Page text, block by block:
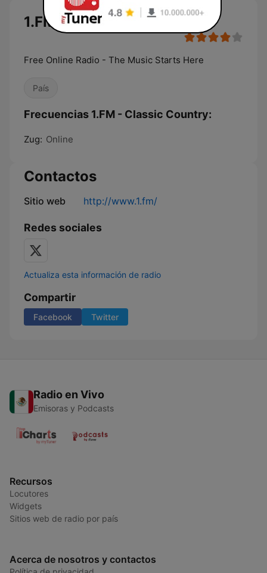
1.FM - Classic Country
Free Online Radio - The Music Starts Here
País
Frecuencias 1.FM - Classic Country:
Zug: Online
Contactos
Sitio web http://www.1.fm/
Redes sociales
Actualiza esta información de radio
Compartir
Facebook Twitter
Radio en Vivo
Emisoras y Podcasts
Recursos
Locutores
Widgets
Sitios web de radio por país
Acerca de nosotros y contactos